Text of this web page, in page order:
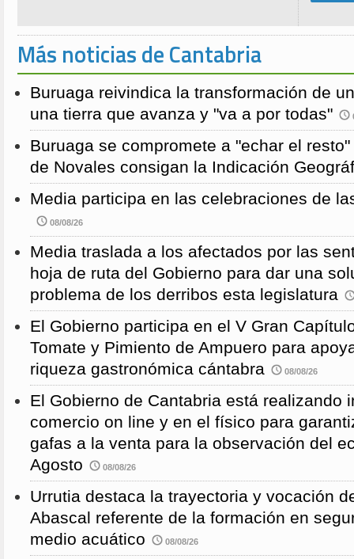
Más noticias de Cantabria
Buruaga reivindica la transformación de
una tierra que avanza y "va a por todas"
Buruaga se compromete a "echar el
de Novales consigan la Indicación
Media participa en las celebraciones de
08/08/26
Media traslada a los afectados por las
hoja de ruta del Gobierno para dar una
problema de los derribos esta legislatura
El Gobierno participa en el V Gran
Tomate y Pimiento de Ampuero para
riqueza gastronómica cántabra
08/08/26
El Gobierno de Cantabria está realizando
comercio on line y en el físico para
gafas a la venta para la observación del
Agosto
08/08/26
Urrutia destaca la trayectoria y vocación
Abascal referente de la formación en
medio acuático
08/08/26